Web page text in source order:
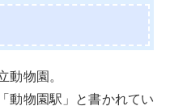
物園。
動物園駅」と書かれてい